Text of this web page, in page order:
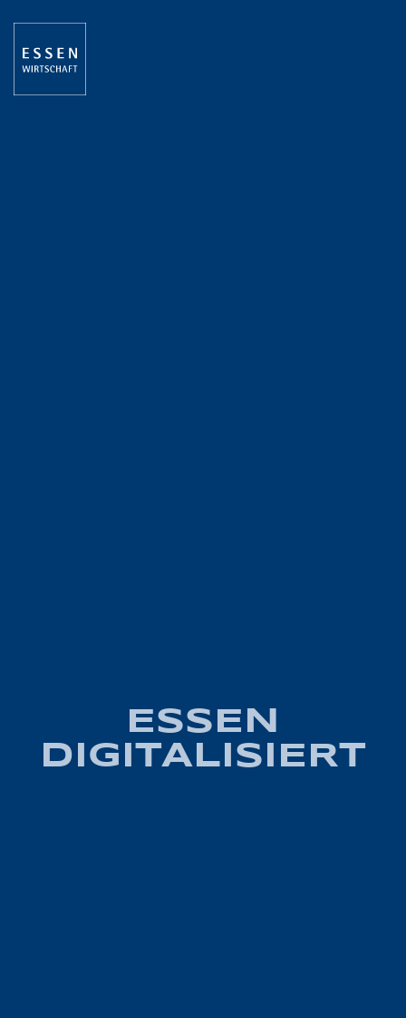
ESSEN
DIGITALISIERT